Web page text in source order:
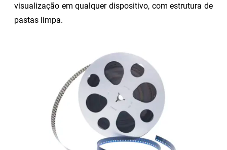
visualização em qualquer dispositivo, com estrutura de
pastas limpa.